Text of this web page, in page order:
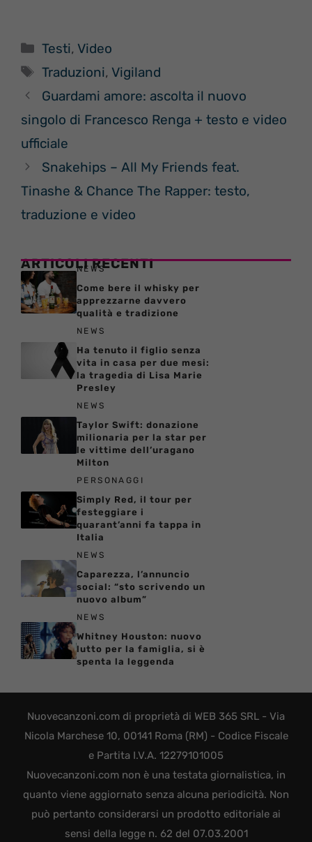
Categorie
Testi,Video
Tag
Traduzioni,Vigiland
Guardami amore: ascolta il nuovo
singolo di Francesco Renga + testo e video
ufficiale
Snakehips – All My Friends feat.
Tinashe & Chance The Rapper: testo,
traduzione e video
ARTICOLI RECENTI
NEWS
Come bere il whisky per
apprezzarne davvero
qualità e tradizione
NEWS
Ha tenuto il figlio senza
vita in casa per due mesi:
la tragedia di Lisa Marie
Presley
NEWS
Taylor Swift: donazione
milionaria per la star per
le vittime dell’uragano
Milton
PERSONAGGI
Simply Red, il tour per
festeggiare i
quarant’anni fa tappa in
Italia
NEWS
Caparezza, l’annuncio
social: “sto scrivendo un
nuovo album”
NEWS
Whitney Houston: nuovo
lutto per la famiglia, si è
spenta la leggenda
Nuovecanzoni.com di proprietà di WEB 365 SRL - Via
Nicola Marchese 10, 00141 Roma (RM) - Codice Fiscale
e Partita I.V.A. 12279101005
Nuovecanzoni.com non è una testata giornalistica, in
quanto viene aggiornato senza alcuna periodicità. Non
può pertanto considerarsi un prodotto editoriale ai
sensi della legge n. 62 del 07.03.2001